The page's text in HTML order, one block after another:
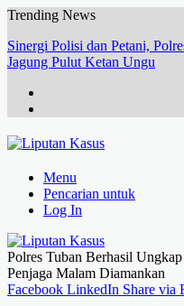
Trending News
Sinergi Polisi dan Petani,
Jagung Pulut Ketan Ungu
Menu
Pencarian untuk
Log In
Polres Tuban Berhasil
Penjaga Malam Diamankan
Facebook LinkedIn Share via